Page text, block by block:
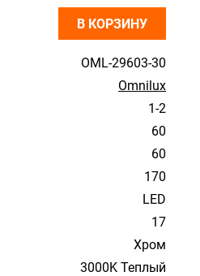
OML-29603-30
Omnilux
1-2
60
60
170
LED
17
Хром
3000K Теплый
В КОРЗИНУ